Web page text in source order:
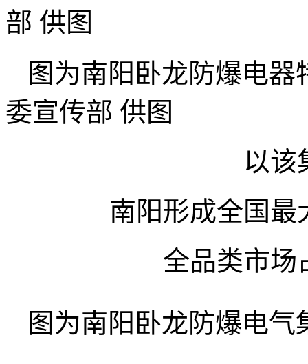
部 供图
图为南阳卧龙防爆电
委宣传部 供图
以该
南阳形成全国最
全品类市场
图为南阳卧龙防爆电